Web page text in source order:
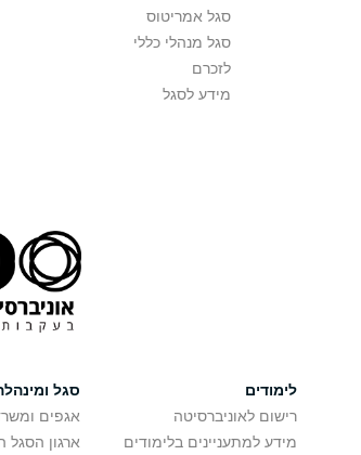
סגל אמריטוס
סגל מנהלי כללי
לזכרם
מידע לסגל
לימודים
רישום לאוניברסיטה
מידע למתעניינים בלימודים
סגל
אגפים
ארגון הסגל